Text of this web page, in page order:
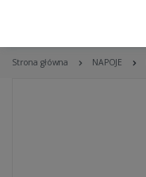
Strona główna NAPOJE